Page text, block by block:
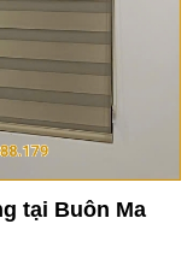
tại Buôn Ma